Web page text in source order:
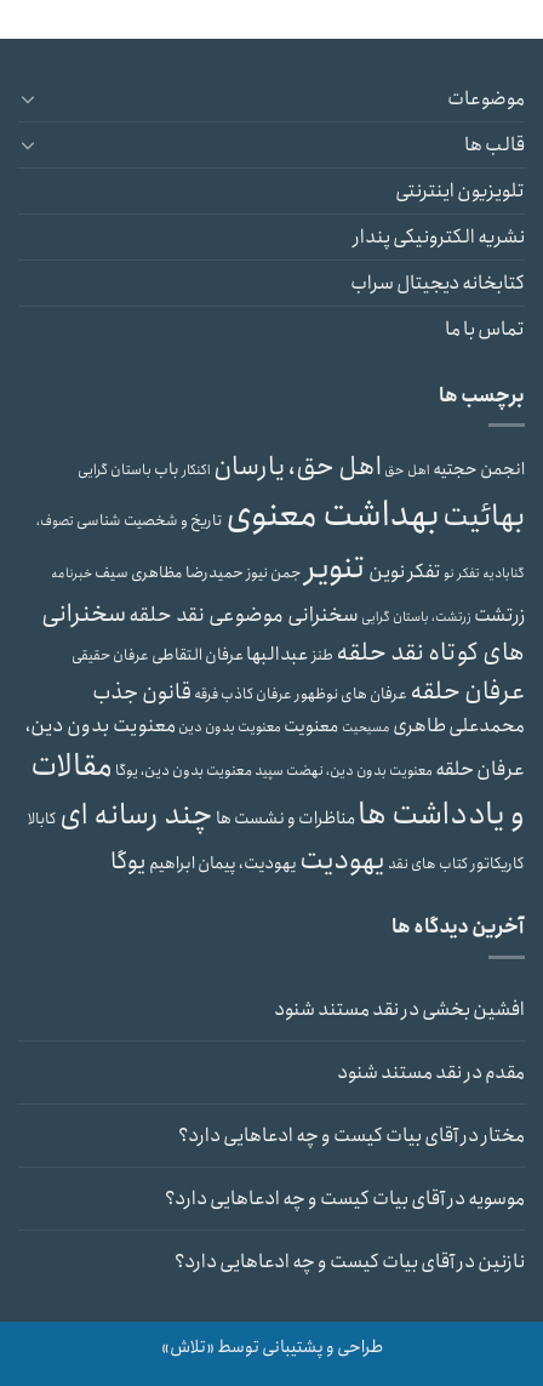
موضوعات
قالب ها
تلویزیون اینترنتی
نشریه الکترونیکی پندار
کتابخانه دیجیتال سراب
تماس با ما
برچسب ها
انجمن حجتیه اهل حق اهل حق، یارسان اکنکارباب باستان گرایی
بهائیتبهداشت معنوی تاریخ و شخصیت شناسی تصوف،
گنابادیه تفکر نوتفکر نوین تنویرجمن نیوزحمیدرضا مظاهری سیفخبرنامه
زرتشت زرتشت، باستان گرایی سخنرانی موضوعی نقد حلقهسخنرانی
های کوتاه نقد حلقه طنزعبدالبهاعرفان التقاطی عرفان حقیقی
عرفان حلقه عرفان های نوظهورعرفان کاذبفرقه قانون جذب
محمدعلی طاهری مسیحیت معنویت معنویت بدون دین معنویت بدون دین،
عرفان حلقه معنویت بدون دین، نهضت سپیدمعنویت بدون دین، یوگا مقالات
و یادداشت هامناظرات و نشست ها چند رسانه ای کابالا
کاریکاتورکتاب های نقد یهودیت یهودیت، پیمان ابراهیم یوگا
آخرین دیدگاه ها
افشین بخشیدرنقد مستند شنود
مقدمدرنقد مستند شنود
مختاردرآقای بیات کیست و چه ادعاهایی دارد؟
موسویهدرآقای بیات کیست و چه ادعاهایی دارد؟
نازنیندرآقای بیات کیست و چه ادعاهایی دارد؟
طراحی و پشتیبانی توسط «تلاش»